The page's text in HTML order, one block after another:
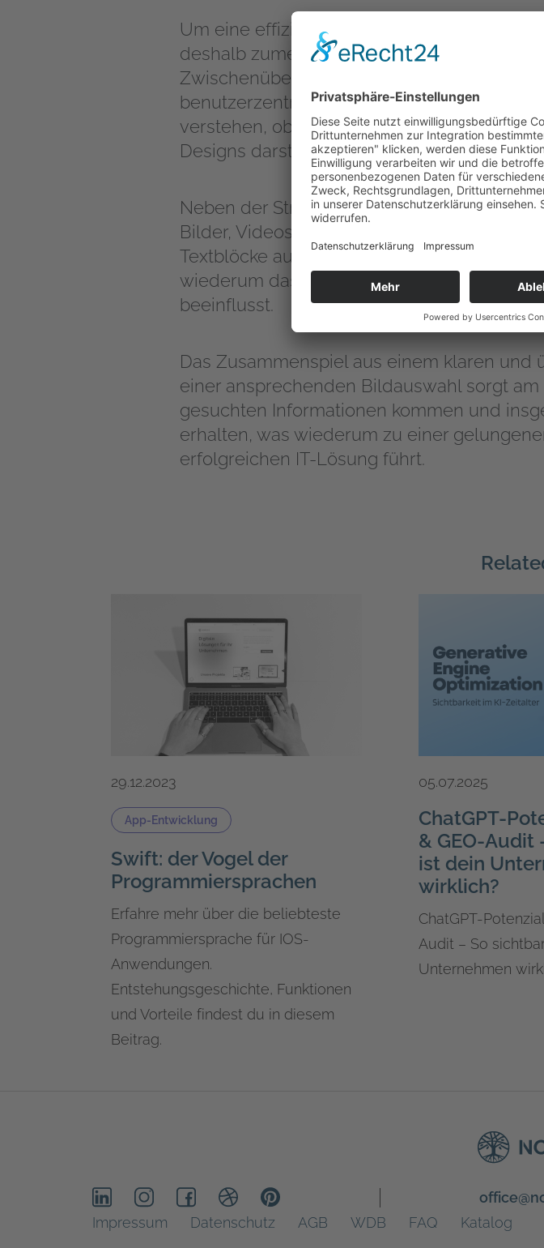
Um eine effiziente Suche nach diesen
deshalb zumeist klar und übersichtlich
Zwischenüberschriften, die den Inhalt in
benutzerzentrierten Designs. Die Benutzer
verstehen, ob der Inhalt sie überhaupt
Designs darstellt.
Neben der Struktur der Website achten
Bilder, Videos und Infografiken - ein Teil
Textblöcke aufzulockern und den Inhalt
wiederum das Interesse der Nutzer
beeinflusst.
Das Zusammenspiel aus einem klaren
einer ansprechenden Bildauswahl sorgt
gesuchten Informationen kommen und
erhalten, was wiederum zu einer
erfolgreichen IT-Lösung führt.
29.12.2023
App-Entwicklung
Swift: der Vogel der
Programmiersprachen
Erfahre mehr über die beliebteste
Programmiersprache für IOS-
Anwendungen.
Entstehungsgeschichte, Funktionen
und Vorteile findest du in diesem
Beitrag.
05.07.2025
ChatGPT-
& GEO-Audit
ist dein
wirklich?
ChatGPT-
Audit – So
Unternehmen
Impressum
Datenschutz AGB WDB FAQ Katalog